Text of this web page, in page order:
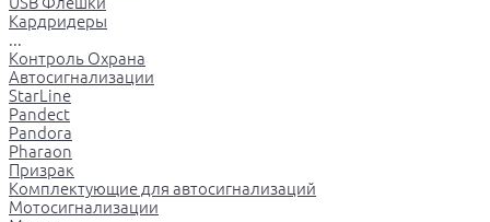
Кардридеры
...
Контроль Охрана
Автосигнализации
StarLine
Pandect
Pandora
Pharaon
Призрак
Комплектующие для автосигнализаций
Мотосигнализации